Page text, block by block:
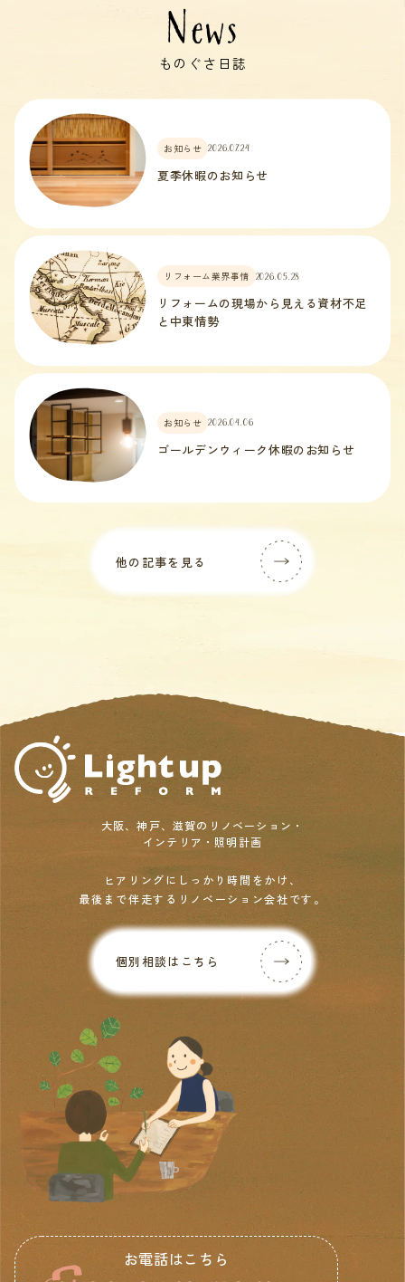
News
ものぐさ日誌
お知らせ 2026.07.24
夏季休暇のお知らせ
リフォーム業界事情 2026.05.28
リフォームの現場から見える資材不足
と中東情勢
お知らせ 2026.04.06
ゴールデンウィーク休暇のお知らせ
他の記事を見る
大阪、神戸、滋賀のリノベーション・
インテリア・照明計画
ヒアリングにしっかり時間をかけ、
最後まで伴走するリノベーション会社です。
個別相談はこちら
お電話はこちら